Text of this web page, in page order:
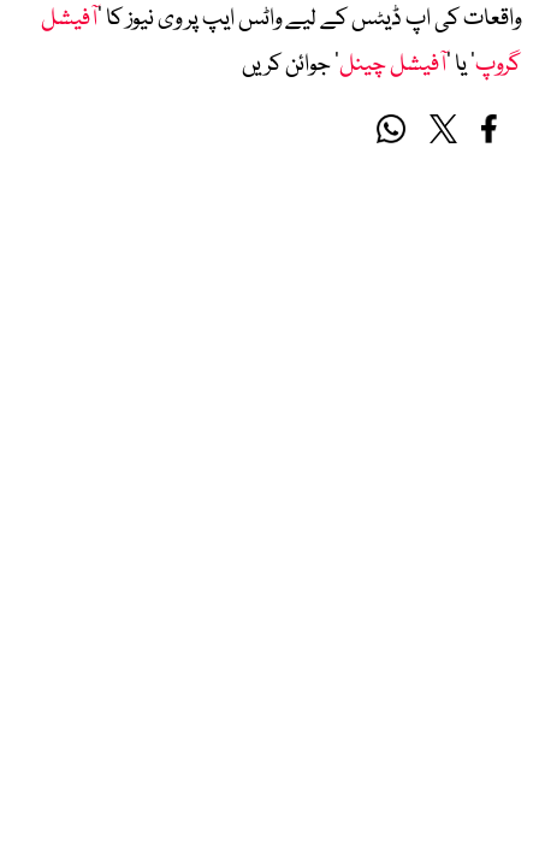
واقعات کی اپ ڈیٹس کے لیے واٹس ایپ پر وی نیوز کا ’آفیشل
گروپ‘ یا ’آفیشل چینل‘ جوائن کریں